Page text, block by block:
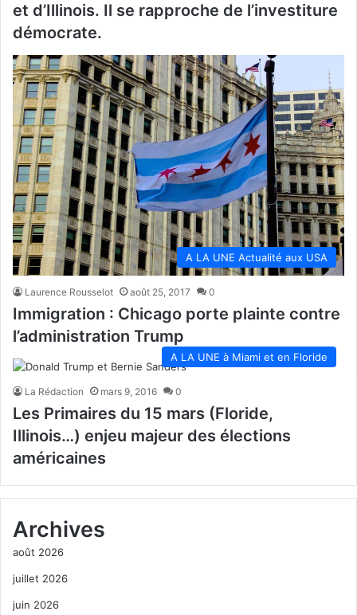
et d’Illinois. Il se rapproche de l’investiture
démocrate.
A LA UNE Actualité aux USA
Laurence Rousselot août 25, 2017 0
Immigration : Chicago porte plainte contre
l’administration Trump
A LA UNE à Miami et en Floride
La Rédaction mars 9, 2016 0
Les Primaires du 15 mars (Floride,
Illinois…) enjeu majeur des élections
américaines
Archives
août 2026
juillet 2026
juin 2026